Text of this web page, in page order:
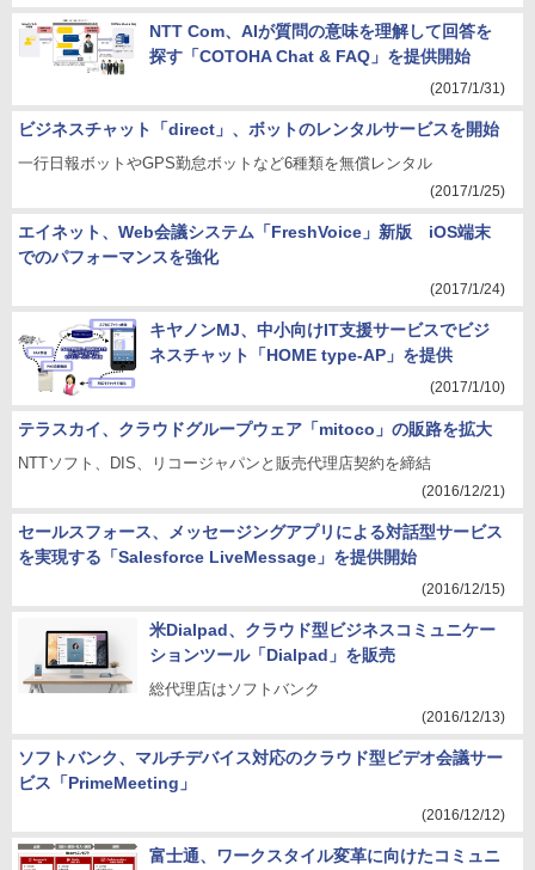
NTT Com、AIが質問の意味を理解して回答を
探す「COTOHA Chat & FAQ」を提供開始
(2017/1/31)
ビジネスチャット「direct」、ボットのレンタルサービスを開始
一行日報ボットやGPS勤怠ボットなど6種類を無償レンタル
(2017/1/25)
エイネット、Web会議システム「FreshVoice」新版 iOS端末
でのパフォーマンスを強化
(2017/1/24)
キヤノンMJ、中小向けIT支援サービスでビジ
ネスチャット「HOME type-AP」を提供
(2017/1/10)
テラスカイ、クラウドグループウェア「mitoco」の販路を拡大
NTTソフト、DIS、リコージャパンと販売代理店契約を締結
(2016/12/21)
セールスフォース、メッセージングアプリによる対話型サービス
を実現する「Salesforce LiveMessage」を提供開始
(2016/12/15)
米Dialpad、クラウド型ビジネスコミュニケー
ションツール「Dialpad」を販売
総代理店はソフトバンク
(2016/12/13)
ソフトバンク、マルチデバイス対応のクラウド型ビデオ会議サー
ビス「PrimeMeeting」
(2016/12/12)
富士通、ワークスタイル変革に向けたコミュニ